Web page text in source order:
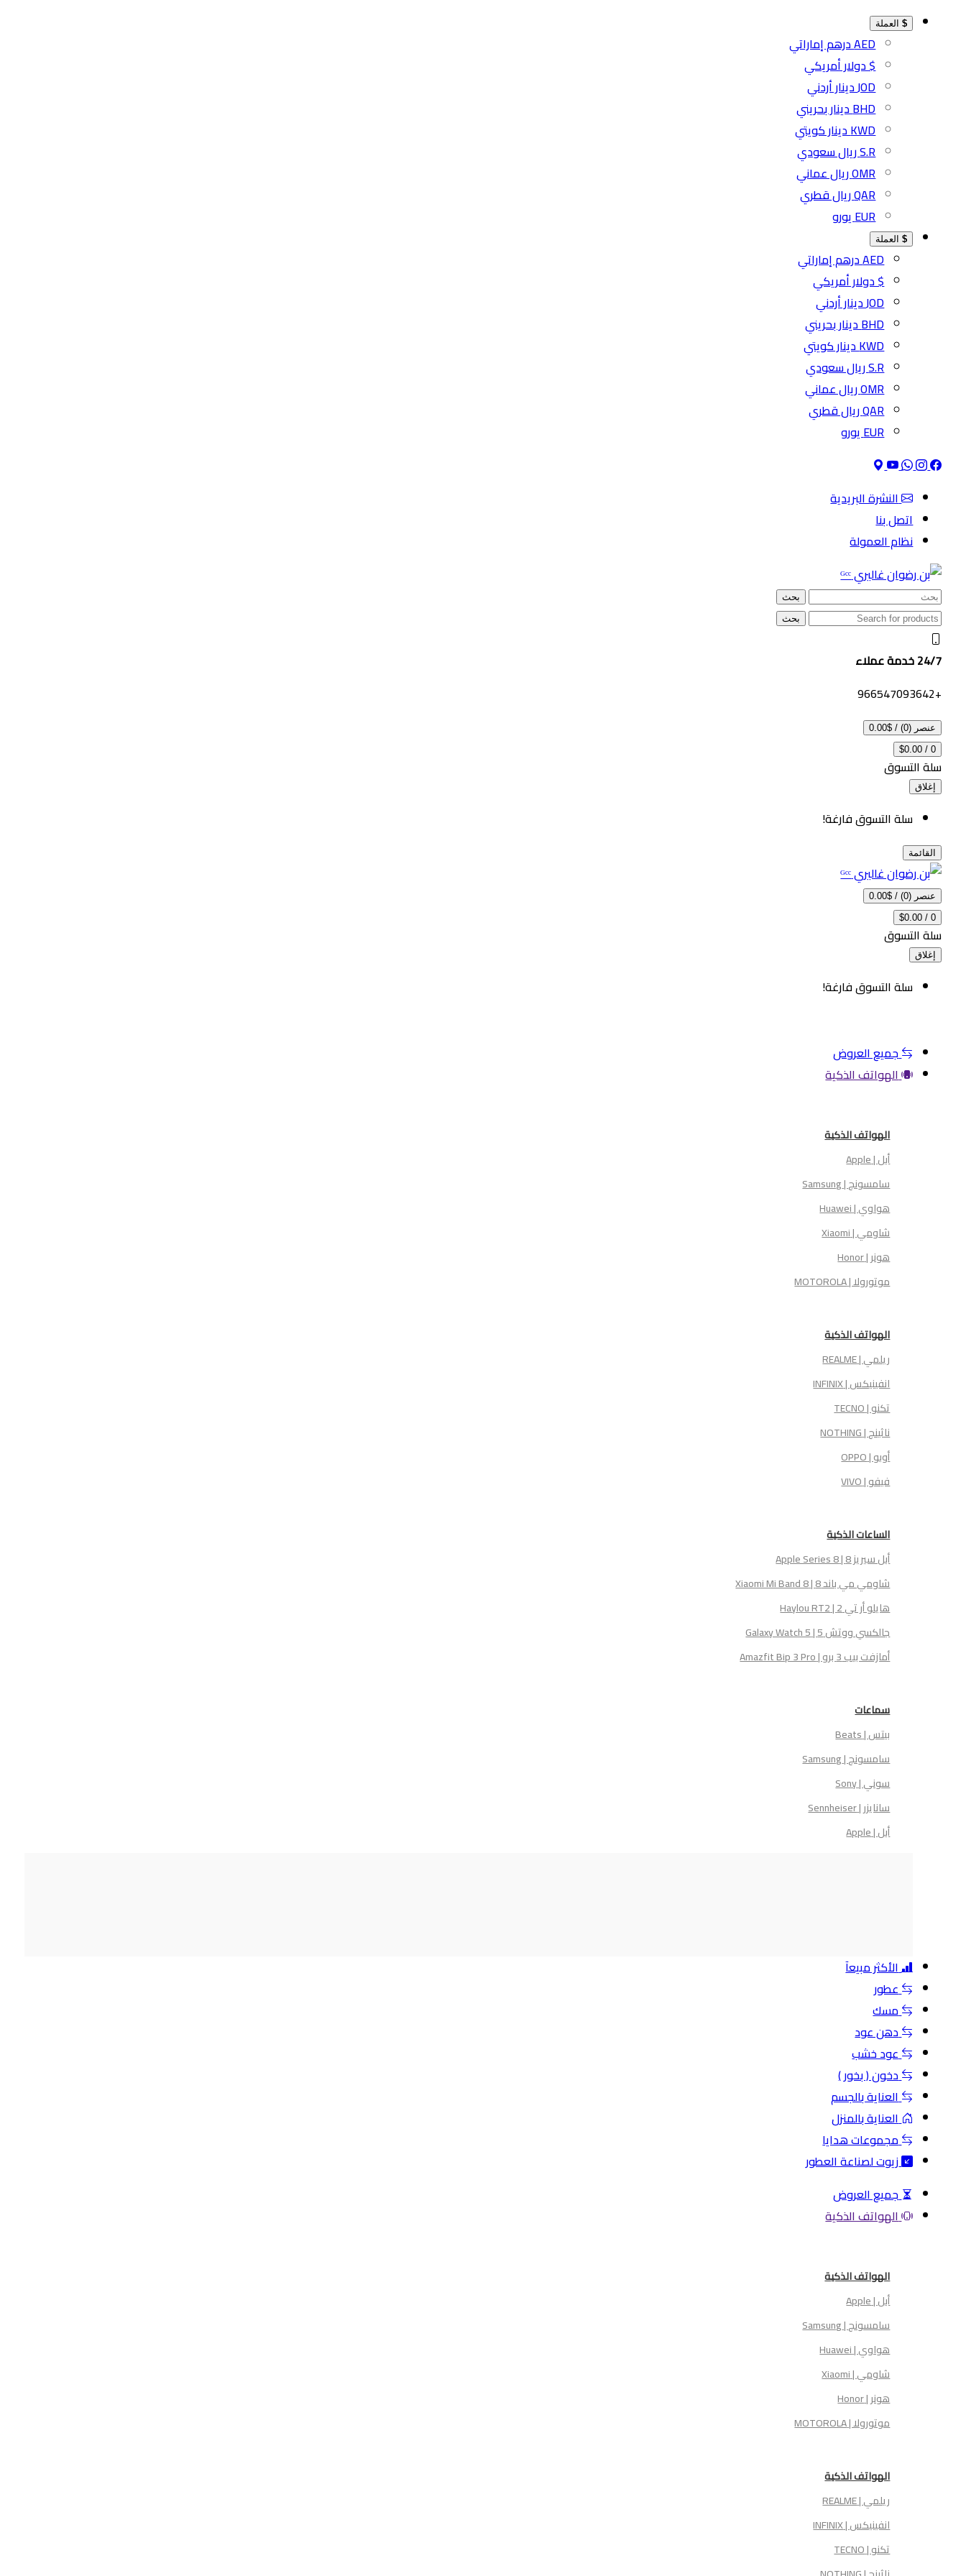
$العملة
AED درهم إماراتي
$ دولار أمريكي
JOD دينار أردني
BHD دينار بحريني
KWD دينار كويتي
S.R ريال سعودي
OMR ريال عماني
QAR ريال قطري
EUR يورو
$العملة
AED درهم إماراتي
$ دولار أمريكي
JOD دينار أردني
BHD دينار بحريني
KWD دينار كويتي
S.R ريال سعودي
OMR ريال عماني
QAR ريال قطري
EUR يورو
النشرة البريدية
اتصل بنا
نظام العمولة
بحث
بحث
24/7 خدمة عملاء
+966547093642
عنصر (0) /
$0.00
0
/
$0.00
سلة التسوق
إغلاق
سلة التسوق فارغة!
القائمة
عنصر (0) /
$0.00
0
/
$0.00
سلة التسوق
إغلاق
سلة التسوق فارغة!
جميع العروض
الهواتف الذكية
الهواتف الذكية
أبل | Apple
سامسونج | Samsung
هواوي | Huawei
شاومي | Xiaomi
هونر | Honor
موتورولا | MOTOROLA
الهواتف الذكية
ريلمي | REALME
انفينيكس | INFINIX
تكنو | TECNO
ناثينج | NOTHING
أوبو | OPPO
فيفو | VIVO
الساعات الذكية
أبل سيريز 8 | Apple Series 8
شاومي مي باند 8 | Xiaomi Mi Band 8
هايلو أر تي 2 | Haylou RT2
جالكسي ووتش 5 | Galaxy Watch 5
أمازفت بيب 3 برو | Amazfit Bip 3 Pro
سماعات
بيتس | Beats
سامسونج | Samsung
سوني | Sony
سانايزر | Sennheiser
أبل | Apple
الأكثر مبيعآ
عطور
مسك
دهن عود
عود خشب
دخون ( بخور )
العناية بالجسم
العناية بالمنزل
مجموعات هدايا
زيوت لصناعة العطور
جميع العروض
الهواتف الذكية
الهواتف الذكية
أبل | Apple
سامسونج | Samsung
هواوي | Huawei
شاومي | Xiaomi
هونر | Honor
موتورولا | MOTOROLA
الهواتف الذكية
ريلمي | REALME
انفينيكس | INFINIX
تكنو | TECNO